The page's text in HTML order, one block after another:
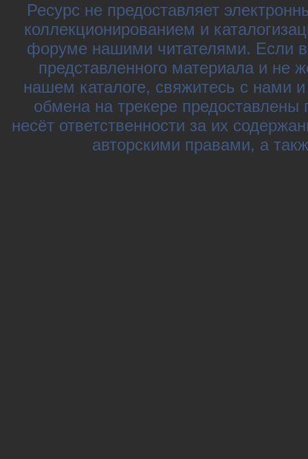
Ресурс не предоставляет
коллекционированием и
форуме нашими читателями. Если
представленного материала и не
нашем каталоге, свяжитесь с нами
обмена на трекере
несёт ответственности за их
авторскими правами, а